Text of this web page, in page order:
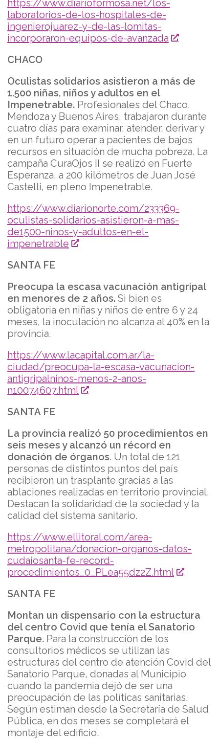
https://www.diarioformosa.net/los-
laboratorios-de-los-hospitales-de-
ingenierojuarez-y-de-las-lomitas-
incorporaron-equipos-de-avanzada
CHACO
Oculistas solidarios asistieron a más de
1.500 niñas, niños y adultos en el
Impenetrable. Profesionales del Chaco,
Mendoza y Buenos Aires, trabajaron durante
cuatro días para examinar, atender, derivar y
en un futuro operar a pacientes de bajos
recursos en situación de mucha pobreza. La
campaña CuraOjos II se realizó en Fuerte
Esperanza, a 200 kilómetros de Juan José
Castelli, en pleno Impenetrable.
https://www.diarionorte.com/233369-
oculistas-solidarios-asistieron-a-mas-
de1500-ninos-y-adultos-en-el-
impenetrable
SANTA FE
Preocupa la escasa vacunación antigripal
en menores de 2 años. Si bien es
obligatoria en niñas y niños de entre 6 y 24
meses, la inoculación no alcanza al 40% en la
provincia.
https://www.lacapital.com.ar/la-
ciudad/preocupa-la-escasa-vacunacion-
antigripalninos-menos-2-anos-
n10074607.html
SANTA FE
La provincia realizó 50 procedimientos en
seis meses y alcanzó un récord en
donación de órganos. Un total de 121
personas de distintos puntos del país
recibieron un trasplante gracias a las
ablaciones realizadas en territorio provincial.
Destacan la solidaridad de la sociedad y la
calidad del sistema sanitario.
https://www.ellitoral.com/area-
metropolitana/donacion-organos-datos-
cudaiosanta-fe-record-
procedimientos_0_PLea55dz2Z.html
SANTA FE
Montan un dispensario con la estructura
del centro Covid que tenía el Sanatorio
Parque. Para la construcción de los
consultorios médicos se utilizan las
estructuras del centro de atención Covid del
Sanatorio Parque, donadas al Municipio
cuando la pandemia dejó de ser una
preocupación de las políticas sanitarias.
Según estiman desde la Secretaría de Salud
Pública, en dos meses se completará el
montaje del edificio.